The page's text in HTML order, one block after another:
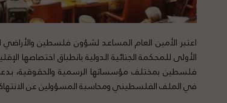
اعتبر الأمين العام المساعد لشؤون فلسطين والأراضي
الأولى للمحكمة الجنائية الدولية بانطباق اختصاصها
فلسطين بمختلف مؤسساتها الرسمية والحقوقية،
في الملف الفلسطيني ومحاسبة المسؤولين عن